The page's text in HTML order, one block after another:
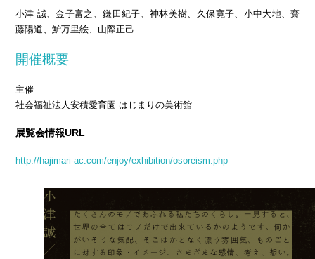
小津 誠、金子富之、鎌田紀子、神林美樹、久保寛子、小中大地、齋
藤陽道、魲万里絵、山際正己
開催概要
主催
社会福祉法人安積愛育園 はじまりの美術館
展覧会情報URL
http://hajimari-ac.com/enjoy/exhibition/osoreism.php